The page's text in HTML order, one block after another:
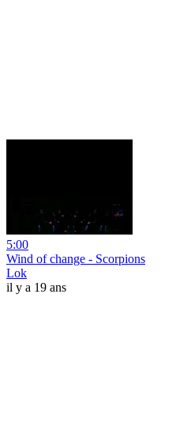
5:00
Wind of change - Scorpions
Lok
il y a 19 ans